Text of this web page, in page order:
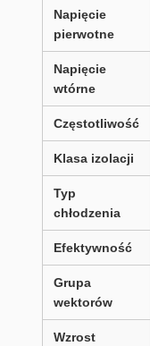
Napięcie
pierwotne
Napięcie
wtórne
Częstotliwość
Klasa izolacji
Typ
chłodzenia
Efektywność
Grupa
wektorów
Wzrost